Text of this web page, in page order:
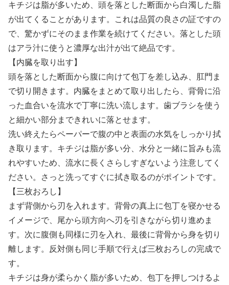
キチジは脂が多いため、頭を落とした断面から白濁した脂
が出てくることがあります。これは品質の良さの証ですの
で、驚かずにそのまま作業を続けてください。落とした頭
はアラ汁に使うと濃厚な出汁が出て絶品です。
【内臓を取り出す】
頭を落とした断面から腹に向けて包丁を差し込み、肛門ま
で切り開きます。内臓をまとめて取り出したら、背骨に沿
った血合いを流水で丁寧に洗い流します。歯ブラシを使う
と細かい部分まできれいに落とせます。
洗い終えたらペーパーで腹の中と表面の水気をしっかり拭
き取ります。キチジは脂が多い分、水分と一緒に旨みも流
れやすいため、流水に長くさらしすぎないよう注意してく
ださい。さっと洗ってすぐに拭き取るのがポイントです。
【三枚おろし】
まず背側から刃を入れます。背骨の真上に包丁を寝かせる
イメージで、尾から頭方向へ刃を引きながら切り進めま
す。次に腹側も同様に刃を入れ、最後に背骨から身を切り
離します。反対側も同じ手順で行えば三枚おろしの完成で
す。
キチジは身が柔らかく脂が多いため、包丁を押しつけるよ